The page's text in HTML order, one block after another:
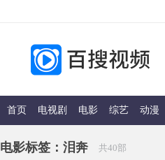
首页 电视剧 电影 综艺 动漫
电影标签： 泪奔 共40部